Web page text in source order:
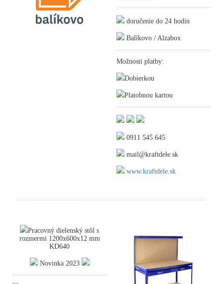
doručenie do 24 hodín
Balíkovo / Alzabox
Možnosti platby:
Dobierkou
Platobnou kartou
0911 545 645
mail@kraftdele.sk
www.kraftdele.sk
Pracovný dielenský stôl s
rozmermi 1200x600x12 mm
KD640
Novinka 2023